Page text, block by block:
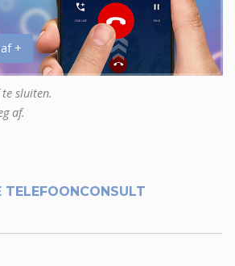
+
sluiten.
af.
TELEFOONCONSULT